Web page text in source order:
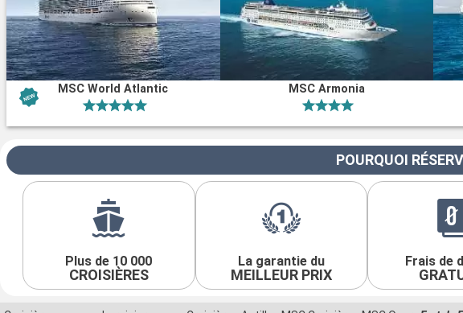
MSC World Atlantic MSC Armonia
POURQUOI
Plus de 10 000
CROISIÈRES
La garantie du
MEILLEUR PRIX
Frais de